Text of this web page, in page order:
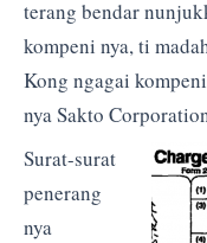
terang bendar
kompeni nya, ti
Kong ngagai
nya Sakto
Surat-surat
penerang
nya